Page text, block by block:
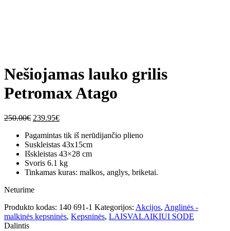
Nešiojamas lauko grilis
Petromax Atago
250.00€ Original
was:
250.00€.
239.95€Current
is:
239.95€.
Pagamintas tik iš nerūdijančio plieno
Suskleistas 43x15cm
Išskleistas 43×28 cm
Svoris 6.1 kg
Tinkamas kuras: malkos, anglys, briketai.
Neturime
Produkto kodas: 140 691-1 Kategorijos: Akcijos, Anglinės -
malkinės kepsninės, Kepsninės, LAISVALAIKIUI SODE
Dalintis